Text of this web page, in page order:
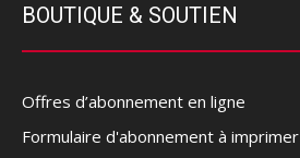
BOUTIQUE & SOUTIEN
Offres d’abonnement en ligne
Formulaire d'abonnement à imprimer